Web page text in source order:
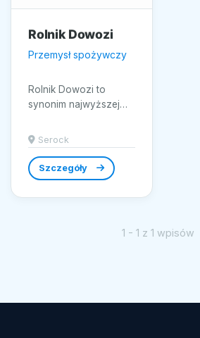
Rolnik Dowozi
Przemysł spożywczy
Rolnik Dowozi to
synonim najwyższej
spożywczych prosto
od lokalnych rolników
z Serocka....
Serock
Szczegóły
1 - 1 z 1 wpisów